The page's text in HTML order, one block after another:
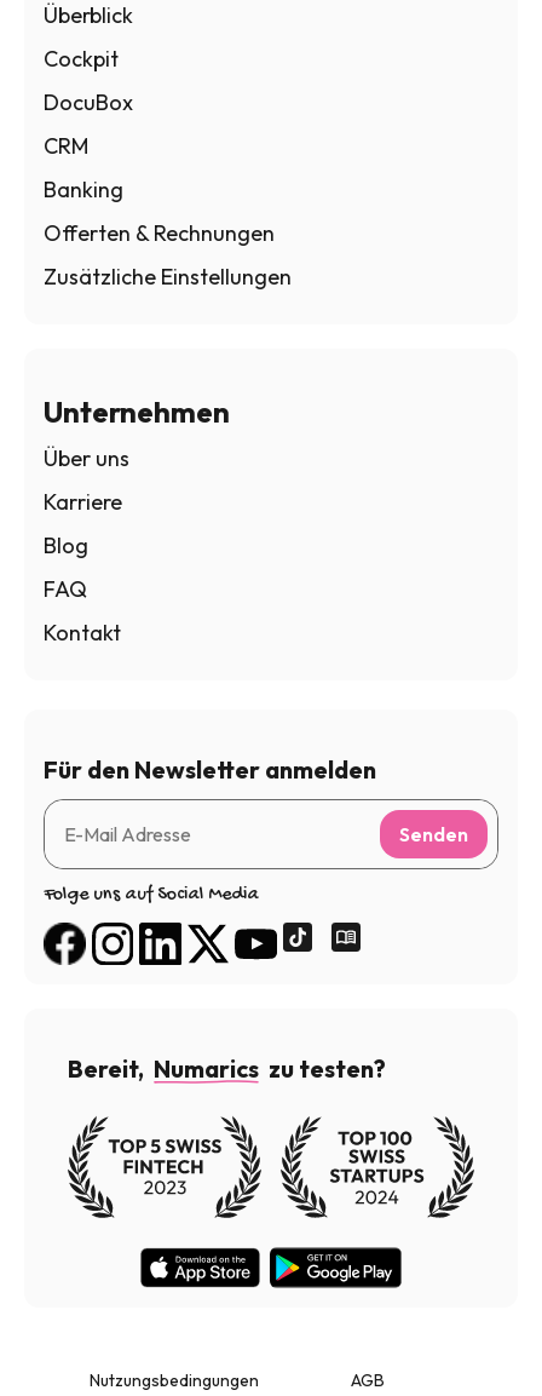
Überblick
Cockpit
DocuBox
CRM
Banking
Offerten & Rechnungen
Zusätzliche Einstellungen
Unternehmen
Über uns
Karriere
Blog
FAQ
Kontakt
Für den Newsletter anmelden
Senden
Folge uns auf Social Media
Bereit, Numarics zu testen?
Nutzungsbedingungen AGB